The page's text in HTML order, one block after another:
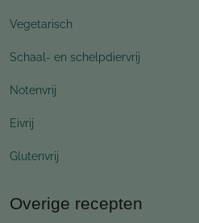
Vegetarisch
Schaal- en schelpdiervrij
Notenvrij
Eivrij
Glutenvrij
Overige recepten